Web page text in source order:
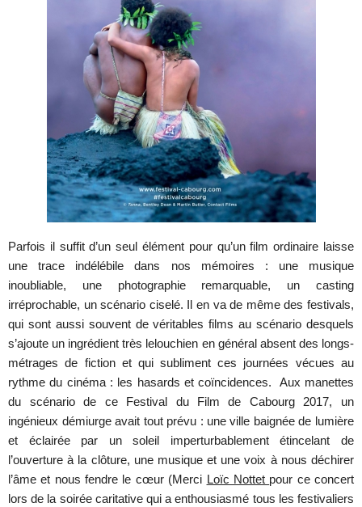
Parfois il suffit d’un seul élément pour qu’un film ordinaire laisse
une trace indélébile dans nos mémoires : une musique
inoubliable, une photographie remarquable, un casting
irréprochable, un scénario ciselé. Il en va de même des festivals,
qui sont aussi souvent de véritables films au scénario desquels
s’ajoute un ingrédient très lelouchien en général absent des longs-
métrages de fiction et qui subliment ces journées vécues au
rythme du cinéma : les hasards et coïncidences. Aux manettes
du scénario de ce Festival du Film de Cabourg 2017, un
ingénieux démiurge avait tout prévu : une ville baignée de lumière
et éclairée par un soleil imperturbablement étincelant de
l’ouverture à la clôture, une musique et une voix à nous déchirer
l’âme et nous fendre le cœur (Merci Loïc Nottet pour ce concert
lors de la soirée caritative qui a enthousiasmé tous les festivaliers